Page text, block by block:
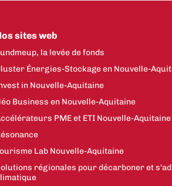
sites web
la levée de fonds
Énergies-Stockage en Nouvelle-
in Nouvelle-Aquitaine
Business en Nouvelle-Aquitaine
PME et ETI Nouvelle-Aquitaine
Lab Nouvelle-Aquitaine
régionales pour décarboner et